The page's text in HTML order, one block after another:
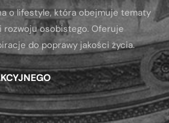
o lifestyle, która obejmuje tematy
rozwoju osobistego. Oferuje
do poprawy jakości życia.